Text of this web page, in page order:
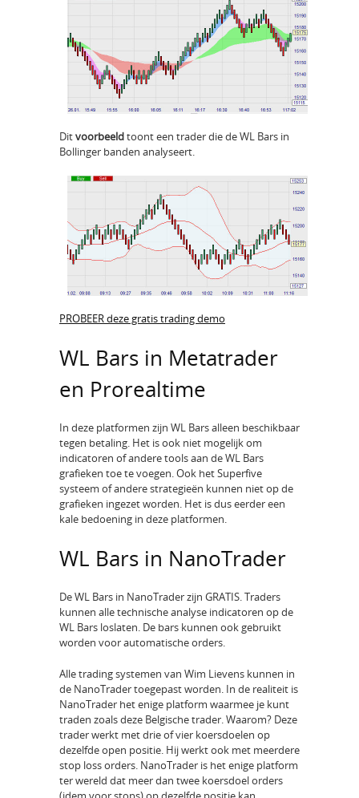
Ditvoorbeeldtoont een trader die de WL Bars in
Bollinger banden analyseert.
PROBEER deze gratis trading demo
WL Bars in Metatrader
en Prorealtime
In deze platformen zijn WL Bars alleen beschikbaar
tegen betaling. Het is ook niet mogelijk om
indicatoren of andere tools aan de WL Bars
grafieken toe te voegen. Ook het Superfive
systeem of andere strategieën kunnen niet op de
grafieken ingezet worden. Het is dus eerder een
kale bedoening in deze platformen.
WL Bars in NanoTrader
De WL Bars in NanoTrader zijn GRATIS. Traders
kunnen alle technische analyse indicatoren op de
WL Bars loslaten. De bars kunnen ook gebruikt
worden voor automatische orders.
Alle trading systemen van Wim Lievens kunnen in
de NanoTrader toegepast worden. In de realiteit is
NanoTrader het enige platform waarmee je kunt
traden zoals deze Belgische trader. Waarom? Deze
trader werkt met drie of vier koersdoelen op
dezelfde open positie. Hij werkt ook met meerdere
stop loss orders. NanoTrader is het enige platform
ter wereld dat meer dan twee koersdoel orders